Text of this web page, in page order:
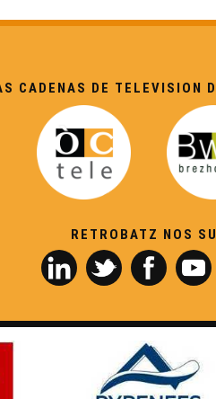
CADENAS DE TELEVISION
RETROBATZ NOS